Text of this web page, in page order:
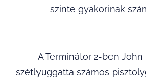
szinte gyakorinak
A Terminátor 2-ben John
szétlyuggatta számos